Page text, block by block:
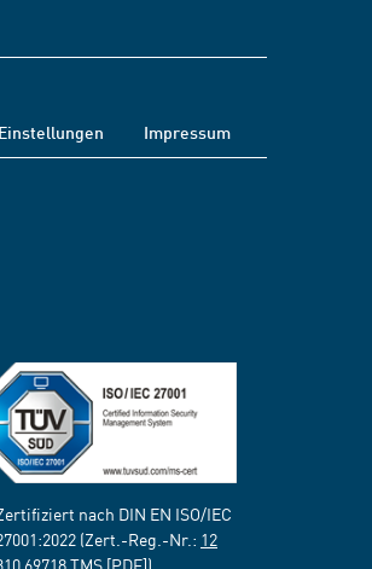
Impressum
nach DIN EN ISO/IEC
(Zert.-Reg.-Nr.: 12
69718 TMS[PDF])